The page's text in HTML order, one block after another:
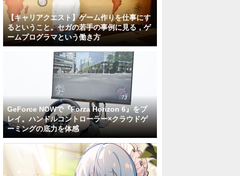
【キャリアクエスト】ゲーム作りを仕事にす
るということ。セガの若手の事例に見る，ゲ
ームプログラマという働き方
GeForce NOWで『Forza Horizon 6』をプ
レイ。ハンドルコントローラー×クラウドゲ
ーミングの底力を体感